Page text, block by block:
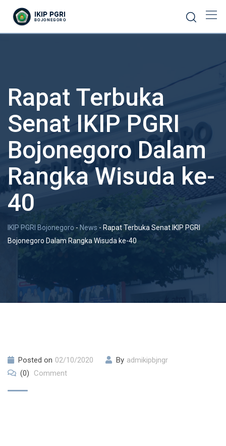
Rapat Terbuka
Senat IKIP PGRI
Bojonegoro Dalam
Rangka Wisuda ke-
40
IKIP PGRI Bojonegoro - News - Rapat Terbuka Senat IKIP PGRI
Bojonegoro Dalam Rangka Wisuda ke-40
Posted on 02/10/2020 By admikipbjngr
(0)
Comment